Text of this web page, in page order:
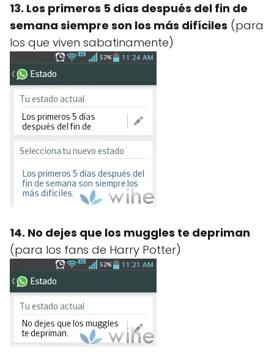
13. Los primeros 5 días después del fin de
semana siempre son los más difíciles (para
los que viven sabatinamente)
14. No dejes que los muggles te depriman
(para los fans de Harry Potter)